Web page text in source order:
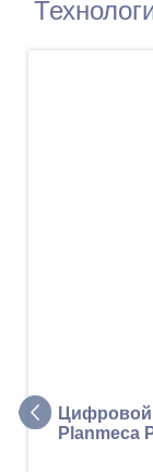
Planmeca